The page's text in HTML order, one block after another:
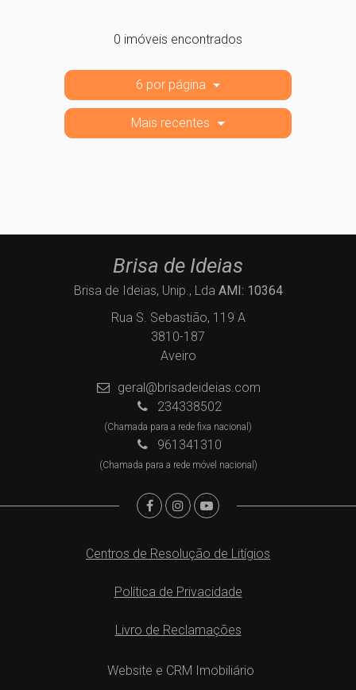
0 imóveis encontrados
6 por página
Mais recentes
Brisa de Ideias
Brisa de Ideias, Unip., Lda AMI: 10364
Rua S. Sebastião, 119 A
3810-187
Aveiro
geral@brisadeideias.com
234338502
(Chamada para a rede fixa nacional)
961341310
(Chamada para a rede móvel nacional)
Centros de Resolução de Litígios
Política de Privacidade
Livro de Reclamações
Website e CRM Imobiliário